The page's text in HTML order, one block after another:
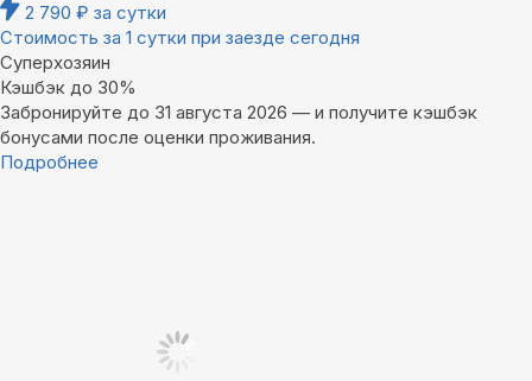
2 790 ₽ за сутки
Стоимость за 1 сутки при заезде сегодня
Суперхозяин
Кэшбэк до 30%
Забронируйте до 31 августа 2026 — и получите кэшбэк
бонусами после оценки проживания.
Подробнее